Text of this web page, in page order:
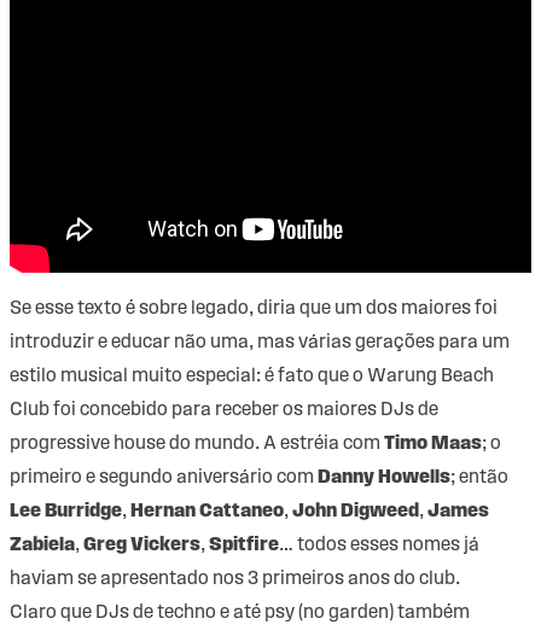
Se esse texto é sobre legado, diria que um dos maiores foi
introduzir e educar não uma, mas várias gerações para um
estilo musical muito especial: é fato que o Warung Beach
Club foi concebido para receber os maiores DJs de
progressive house do mundo. A estréia com Timo Maas; o
primeiro e segundo aniversário com Danny Howells; então
Lee Burridge, Hernan Cattaneo,John Digweed ,James
Zabiela,Greg Vickers,Spitfire… todos esses nomes já
haviam se apresentado nos 3 primeiros anos do club.
Claro que DJs de techno e até psy (no garden) também